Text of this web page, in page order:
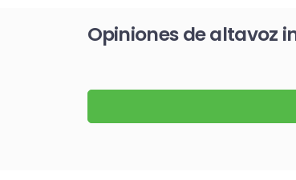
Opiniones de altavoz